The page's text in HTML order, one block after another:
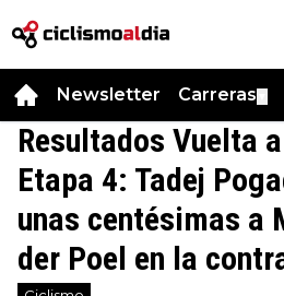
Newsletter Carreras
Resultados Vuelta
Etapa 4: Tadej
unas centésimas a
der Poel en la